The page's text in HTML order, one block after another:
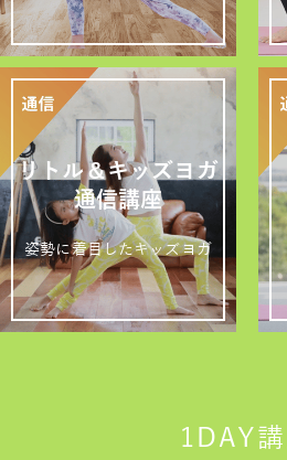
リトル＆キッズヨガ
通信講座
姿勢に着目したキッズヨガ
1DAY